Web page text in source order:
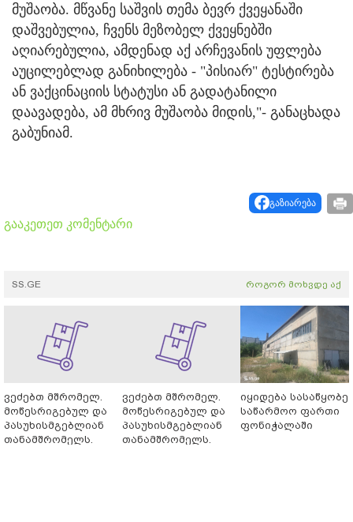
მუშაობა. მწვანე საშვის თემა ბევრ ქვეყანაში
დაშვებულია, ჩვენს მეზობელ ქვეყნებში
აღიარებულია, ამდენად აქ არჩევანის უფლება
აუცილებლად განიხილება - "პისიარ" ტესტირება
ან ვაქცინაციის სტატუსი ან გადატანილი
დაავადება, ამ მხრივ მუშაობა მიდის,"- განაცხადა
გაბუნიამ.
გაზიარება
გააკეთეთ კომენტარი
SS.GE როგორ მოხვდე აქ
ვეძებთ მშრომელ.
მოწესრიგებულ და
პასუხისმგებლიან
თანამშრომელს.
ვეძებთ მშრომელ.
მოწესრიგებულ და
პასუხისმგებლიან
თანამშრომელს.
იყიდება სასაწყობე-
საწარმოო ფართი
ფონიჭალაში